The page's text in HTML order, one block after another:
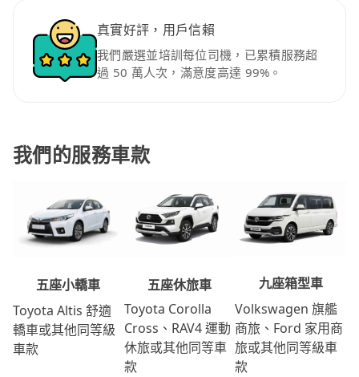
真實好評，用戶信賴
我們嚴選並培訓每位司機，已累積服務超
過 50 萬人次，滿意度高達 99%。
我們的服務車款
五座小轎車
Toyota Altis 舒適
轎車或其他同等級
車款
五座休旅車
Toyota Corolla
Cross、RAV4 運動
休旅或其他同等車
款
九座箱型車
Volkswagen 旗艦
商旅、Ford 家用商
旅或其他同等級車
款